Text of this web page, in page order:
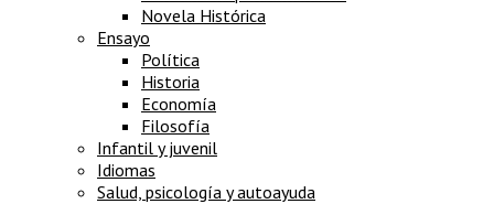
Novela Histórica
Ensayo
Política
Historia
Economía
Filosofía
Infantil y juvenil
Idiomas
Salud, psicología y autoayuda